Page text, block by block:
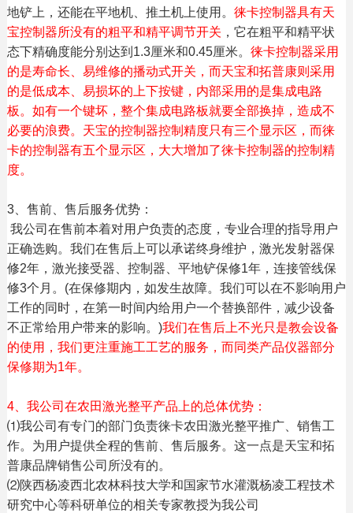
地铲上，还能在平地机、推土机上使用。 徕卡控制器具有天
宝控制器所没有的粗平和精平调节开关 ，它在粗平和精平状
态下精确度能分别达到1.3厘米和0.45厘米。 徕卡控制器采用
的是寿命长、易维修的播动式开关，而天宝和拓普康则采用
的是低成本、易损坏的上下按键，内部采用的是集成电路
板。如有一个键坏，整个集成电路板就要全部换掉，造成不
必要的浪费。天宝的控制器控制精度只有三个显示区，而徕
卡的控制器有五个显示区，大大增加了徕卡控制器的控制精
度。
3、售前、售后服务优势：
我公司在售前本着对用户负责的态度，专业合理的指导用户
正确选购。我们在售后上可以承诺终身维护，激光发射器保
修2年，激光接受器、控制器、平地铲保修1年，连接管线保
修3个月。(在保修期内，如发生故障。我们可以在不影响用户
工作的同时，在第一时间内给用户一个替换部件，减少设备
不正常给用户带来的影响。)我们在售后上不光只是教会设备
的使用，我们更注重施工工艺的服务，而同类产品仪器部分
保修期为1年。
4、我公司在农田激光整平产品上的总体优势：
⑴我公司有专门的部门负责徕卡农田激光整平推广、销售工
作。为用户提供全程的售前、售后服务。这一点是天宝和拓
普康品牌销售公司所没有的。
⑵陕西杨凌西北农林科技大学和国家节水灌溉杨凌工程技术
研究中心等科研单位的相关专家教授为我公司